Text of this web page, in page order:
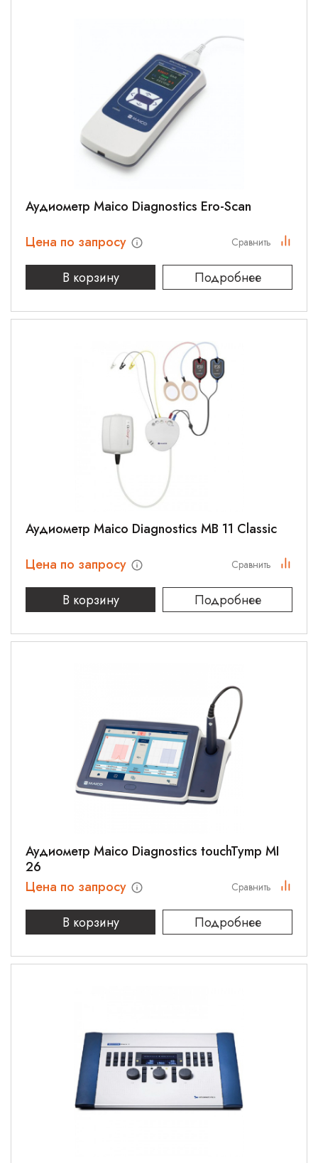
Аудиометр Maico Diagnostics Ero-Scan
Цена по запросу
В корзину
Подробнее
Сравнить
Аудиометр Maico Diagnostics MB 11 Classic
Цена по запросу
В корзину
Подробнее
Сравнить
Аудиометр Maico Diagnostics touchTymp MI
26
Цена по запросу
В корзину
Подробнее
Сравнить